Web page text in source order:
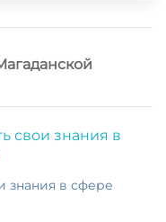
знания в сфере